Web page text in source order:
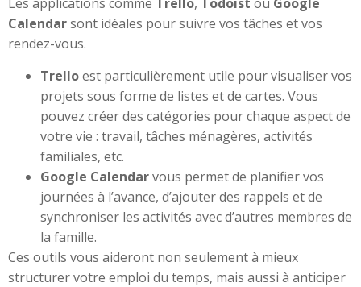
Calendarsont idéales pour suivre vos tâches et vos
rendez-vous.
Trelloest particulièrement utile pour visualiser vos
projets sous forme de listes et de cartes. Vous
pouvez créer des catégories pour chaque aspect de
votre vie : travail, tâches ménagères, activités
familiales, etc.
Google Calendarvous permet de planifier vos
journées à l’avance, d’ajouter des rappels et de
synchroniser les activités avec d’autres membres de
la famille.
Ces outils vous aideront non seulement à mieux
structurer votre emploi du temps, mais aussi à anticiper